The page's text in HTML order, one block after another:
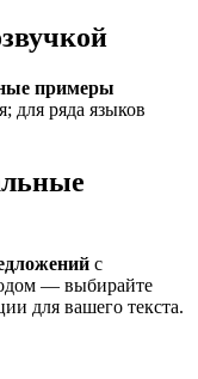
примеры
для ряда языков
с
— выбирайте
для вашего текста.